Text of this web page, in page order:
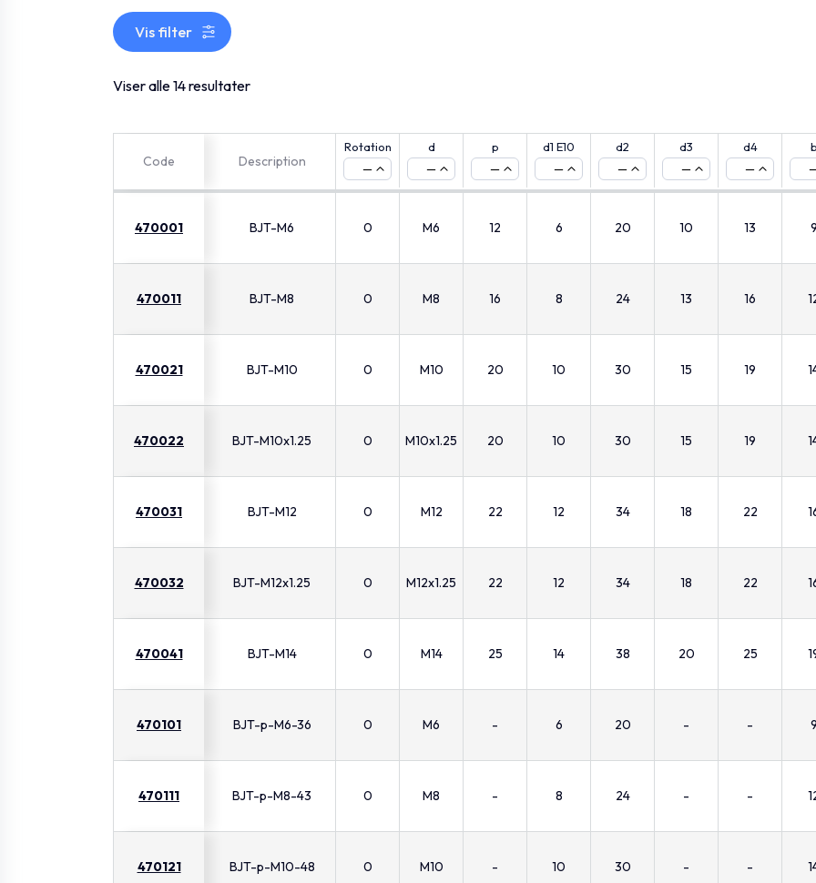
Vis filter
Viser alle 14 resultater
Code Description
Rotation
—
d
—
p
—
d1 E10
—
d2
—
d3
—
d4
—
b
470001 BJT-M6 0 M6 12 6 20 10 13 9
470011 BJT-M8 0 M8 16 8 24 13 16
470021 BJT-M10 0 M10 20 10 30 15 19
470022 BJT-M10x1.25 0 M10x1.25 20 10 30 15 19
470031 BJT-M12 0 M12 22 12 34 18 22
470032 BJT-M12x1.25 0 M12x1.25 22 12 34 18 22
470041 BJT-M14 0 M14 25 14 38 20 25
470101 BJT-p-M6-36 0 M6 - 6 20 - - 9
470111 BJT-p-M8-43 0 M8 - 8 24 - -
470121 BJT-p-M10-48 0 M10 - 10 30 - -